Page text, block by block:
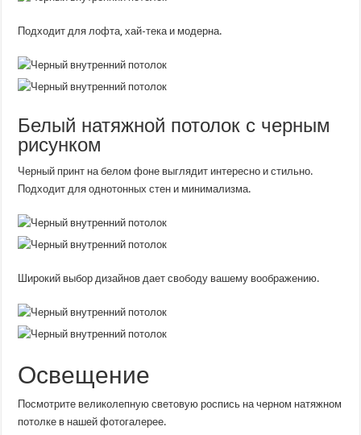
Подходит для лофта, хай-тека и модерна.
Белый натяжной потолок с черным
рисунком
Черный принт на белом фоне выглядит интересно и стильно.
Подходит для однотонных стен и минимализма.
Широкий выбор дизайнов дает свободу вашему воображению.
Освещение
Посмотрите великолепную световую роспись на черном натяжном
потолке в нашей фотогалерее.